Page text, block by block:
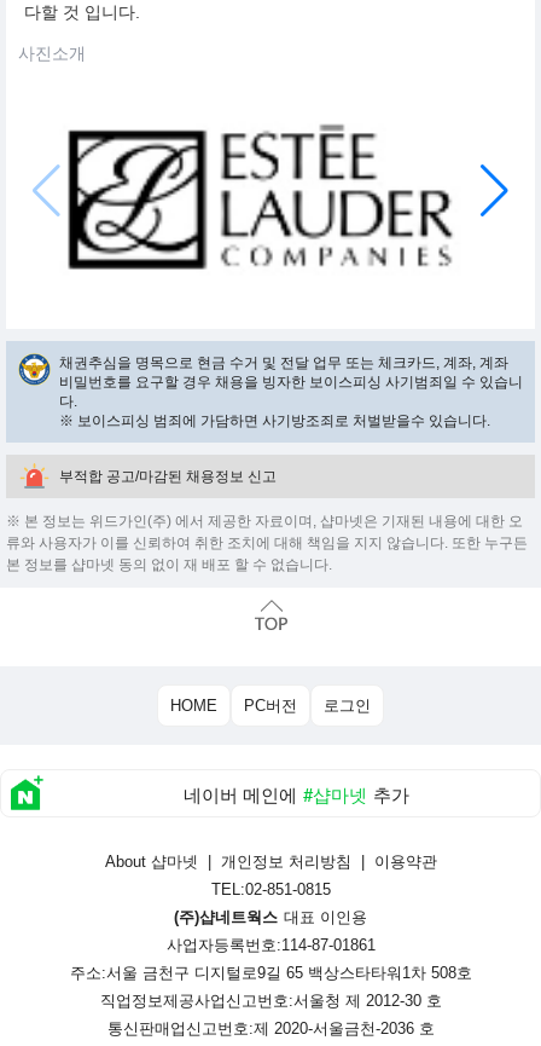
다할 것 입니다.
사진소개
채권추심을 명목으로 현금 수거 및 전달 업무 또는 체크카드, 계좌, 계좌
비밀번호를 요구할 경우 채용을 빙자한 보이스피싱 사기범죄일 수 있습니
다.
※ 보이스피싱 범죄에 가담하면 사기방조죄로 처벌받을수 있습니다.
부적합 공고/마감된 채용정보 신고
※ 본 정보는 위드가인(주) 에서 제공한 자료이며, 샵마넷은 기재된 내용에 대한 오
류와 사용자가 이를 신뢰하여 취한 조치에 대해 책임을 지지 않습니다. 또한 누구든
본 정보를 샵마넷 동의 없이 재 배포 할 수 없습니다.
HOME PC버전 로그인
네이버 메인에 #샵마넷 추가
About 샵마넷 개인정보 처리방침
이용약관
TEL:02-851-0815
(주)샵네트웍스 대표 이인용
사업자등록번호:114-87-01861
주소:서울 금천구 디지털로9길 65 백상스타타워1차 508호
직업정보제공사업신고번호:서울청 제 2012-30 호
통신판매업신고번호:제 2020-서울금천-2036 호